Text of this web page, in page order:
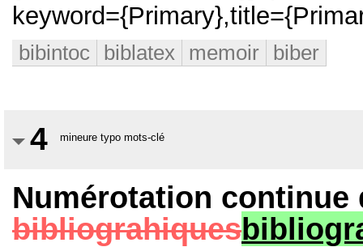
bibintoc biblatex memoir biber
4 mineure typo mots-clé
Numérotation continue
bibliograhiques